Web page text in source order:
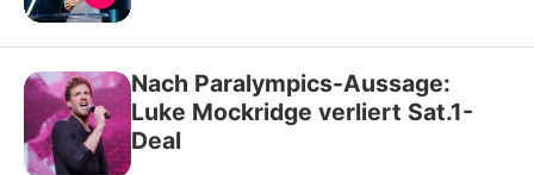
Nach Paralympics-Aussage:
Luke Mockridge verliert Sat.1-
Deal